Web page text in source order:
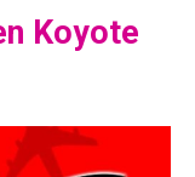
Koyote